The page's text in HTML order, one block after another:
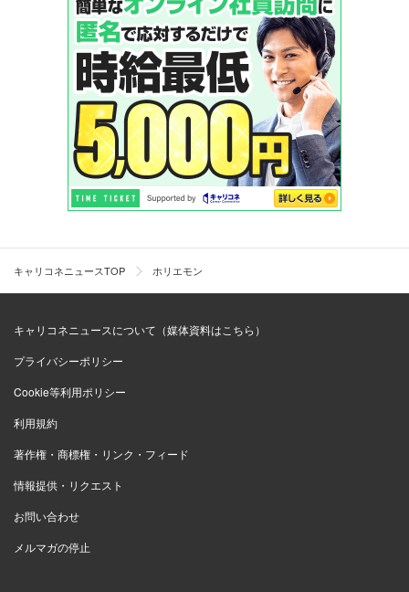
キャリコネニュースTOP ホリエモン
キャリコネニュースについて（媒体資料はこちら）
プライバシーポリシー
Cookie等利用ポリシー
利用規約
著作権・商標権・リンク・フィード
情報提供・リクエスト
お問い合わせ
メルマガの停止